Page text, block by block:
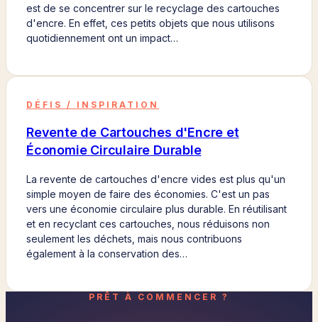
est de se concentrer sur le recyclage des cartouches
d'encre. En effet, ces petits objets que nous utilisons
quotidiennement ont un impact…
DÉFIS / INSPIRATION
Revente de Cartouches d'Encre et
Économie Circulaire Durable
La revente de cartouches d'encre vides est plus qu'un
simple moyen de faire des économies. C'est un pas
vers une économie circulaire plus durable. En réutilisant
et en recyclant ces cartouches, nous réduisons non
seulement les déchets, mais nous contribuons
également à la conservation des…
PRÊT À COMMENCER ?